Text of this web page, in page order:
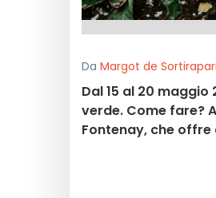
Da Margot de
Dal 15 al 20
verde. Come fare?
Fontenay, che